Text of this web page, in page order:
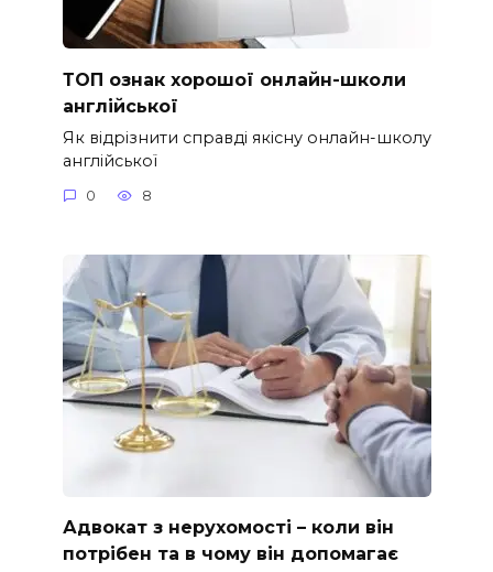
ТОП ознак хорошої онлайн-школи
англійської
Як відрізнити справді якісну онлайн-школу
англійської
0 8
Адвокат з нерухомості – коли він
потрібен та в чому він допомагає